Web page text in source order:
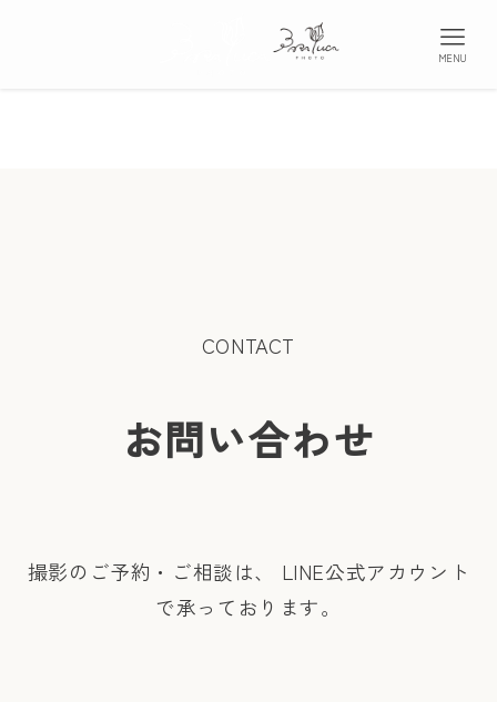
MENU
CONTACT
お問い合わせ
撮影のご予約・ご相談は、 LINE公式アカウント
で承っております。